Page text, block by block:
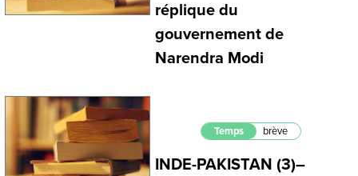
réplique du
gouvernement de
Narendra Modi
Temps brève
INDE-PAKISTAN (3)–